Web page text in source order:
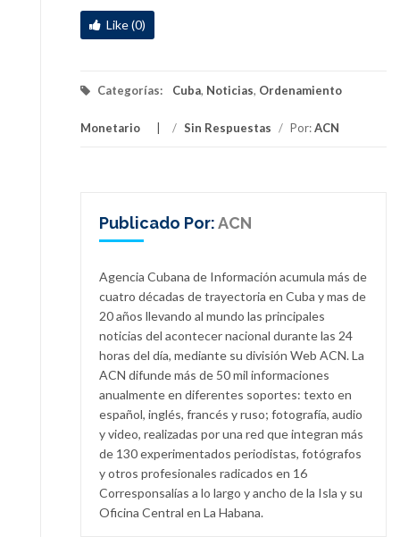
Like (0)
Categorías: Cuba, Noticias, Ordenamiento
Monetario / Sin Respuestas / Por:ACN
Publicado Por:ACN
Agencia Cubana de Información acumula más de
cuatro décadas de trayectoria en Cuba y mas de
20 años llevando al mundo las principales
noticias del acontecer nacional durante las 24
horas del día, mediante su división Web ACN. La
ACN difunde más de 50 mil informaciones
anualmente en diferentes soportes: texto en
español, inglés, francés y ruso; fotografía, audio
y video, realizadas por una red que integran más
de 130 experimentados periodistas, fotógrafos
y otros profesionales radicados en 16
Corresponsalías a lo largo y ancho de la Isla y su
Oficina Central en La Habana.